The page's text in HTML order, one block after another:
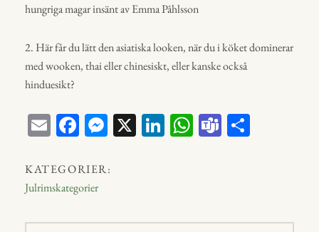
hungriga magar insänt av Emma Påhlsson
2. Här får du lätt den asiatiska looken, när du i köket dominerar
med wooken, thai eller chinesiskt, eller kanske också
hinduesikt?
E
ail
Fa
bo
ok
M
en
r
X Li W
p
Te
KATEGORIER:
Julrimskategorier